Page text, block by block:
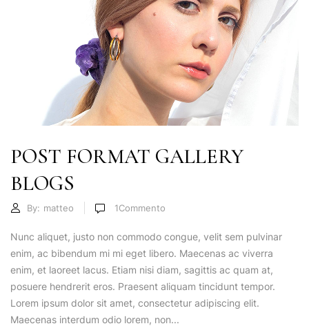
POST FORMAT GALLERY
BLOGS
By: matteo 1Commento
Nunc aliquet, justo non commodo congue, velit sem pulvinar
enim, ac bibendum mi mi eget libero. Maecenas ac viverra
enim, et laoreet lacus. Etiam nisi diam, sagittis ac quam at,
posuere hendrerit eros. Praesent aliquam tincidunt tempor.
Lorem ipsum dolor sit amet, consectetur adipiscing elit.
Maecenas interdum odio lorem, non...